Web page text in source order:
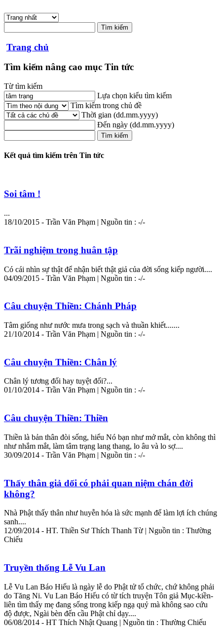
Trang chủ
Tìm kiếm nâng cao mục Tin tức
Từ tìm kiếm
Lựa chọn kiểu tìm kiếm
Tìm kiếm trong chủ đề
Thời gian (dd.mm.yyyy)
Đến ngày (dd.mm.yyyy)
Kết quả tìm kiếm trên Tin tức
Soi tâm !
...
18/10/2015 - Trần Văn Phạm | Nguồn tin : -/-
Trãi nghiệm trong huân tập
Có cái nhìn sự thật để nhận biết thật giả của đời sống kiếp người....
04/09/2015 - Trần Văn Phạm | Nguồn tin : -/-
Câu chuyện Thiền: Chánh Pháp
Tâm giống như nước mưa trong sạch và thuần khiết.......
21/10/2014 - Trần Văn Phạm | Nguồn tin : -/-
Câu chuyện Thiền: Chân lý
Chân lý tương đối hay tuyệt đối?...
01/10/2014 - Trần Văn Phạm | Nguồn tin : -/-
Câu chuyện Thiền: Thiền
Thiền là bản thân đòi sống, hiểu Nó bạn như mở mắt, còn không thì
như nhắm mắt, làm tâm trạng lang thang, lo âu và lo sợ....
30/09/2014 - Trần Văn Phạm | Nguồn tin : -/-
Thấy thân giả dối có phải quan niệm chán đời
không?
Nhà Phật thấy thân như huyễn hóa là sức mạnh để làm lợi ích chúng
sanh....
12/09/2014 - HT. Thiền Sư Thích Thanh Từ | Nguồn tin : Thường
Chiếu
Truyền thống Lễ Vu Lan
Lễ Vu Lan Báo Hiếu là ngày lễ do Phật tử tổ chức, chứ không phải
do Tăng Ni. Vu Lan Báo Hiếu có từ tích truyện Tôn giả Mục-kiền-
liên tìm thấy mẹ đang sống trong kiếp ngạ quỷ mà không sao cứu
độ được, Ngài bèn đến cầu Phật chỉ dạy....
06/08/2014 - HT Thích Nhật Quang | Nguồn tin : Thường Chiếu